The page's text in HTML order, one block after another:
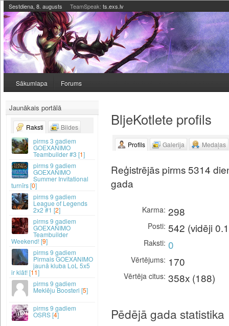
Sestdiena, 8. augusts TeamSpeak: ts.exs.lv
Sākumlapa Forums
BljeKotlete profils
Profils Galerija Medaļas
Reģistrējās pirms 5314
gada
Karma 298
Posti 542 (vidēji
Raksti 0
Vērtējums 170
Vērtēja citus 358x (188)
Pēdējā gada statistika
Jaunākais portālā
Raksti
Bildes
3 gadiem
GOEXANIMO
Teambuilder #3 [1]
9 gadiem
GOEXANIMO
Summer Invitational
turnīrs [0]
9 gadiem
League of Legends
2x2 #1 [2]
9 gadiem
GOEXANIMO
Teambuilder
Weekend! [9]
9 gadiem
Pirmais GOEXANIMO
jaunā kluba LoL 5x5
ir klāt! [11]
9 gadiem
Meklēju Boosteri [5]
9 gadiem
OSRS [4]